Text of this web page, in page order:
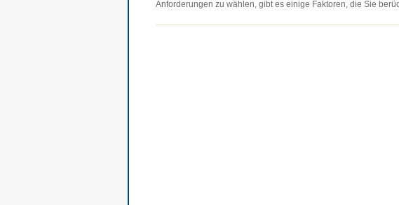
Anforderungen zu wählen, gibt es einige Faktoren, die Sie